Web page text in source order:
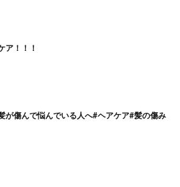
ア！！！
が傷んで悩んでいる人へ#ヘアケア#髪の傷み